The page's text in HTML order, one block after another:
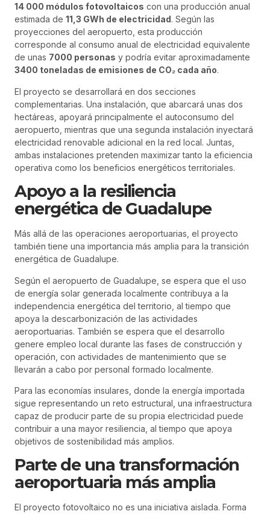
14 000 módulos fotovoltaicos con una producción anual
estimada de 11,3 GWh de electricidad . Según las
proyecciones del aeropuerto, esta producción
corresponde al consumo anual de electricidad equivalente
de unas 7000 personas y podría evitar aproximadamente
3400 toneladas de emisiones de CO₂ cada año.
El proyecto se desarrollará en dos secciones
complementarias. Una instalación, que abarcará unas dos
hectáreas, apoyará principalmente el autoconsumo del
aeropuerto, mientras que una segunda instalación inyectará
electricidad renovable adicional en la red local. Juntas,
ambas instalaciones pretenden maximizar tanto la eficiencia
operativa como los beneficios energéticos territoriales.
Apoyo a la resiliencia
energética de Guadalupe
Más allá de las operaciones aeroportuarias, el proyecto
también tiene una importancia más amplia para la transición
energética de Guadalupe.
Según el aeropuerto de Guadalupe, se espera que el uso
de energía solar generada localmente contribuya a la
independencia energética del territorio, al tiempo que
apoya la descarbonización de las actividades
aeroportuarias. También se espera que el desarrollo
genere empleo local durante las fases de construcción y
operación, con actividades de mantenimiento que se
llevarán a cabo por personal formado localmente.
Para las economías insulares, donde la energía importada
sigue representando un reto estructural, una infraestructura
capaz de producir parte de su propia electricidad puede
contribuir a una mayor resiliencia, al tiempo que apoya
objetivos de sostenibilidad más amplios.
Parte de una transformación
aeroportuaria más amplia
El proyecto fotovoltaico no es una iniciativa aislada. Forma